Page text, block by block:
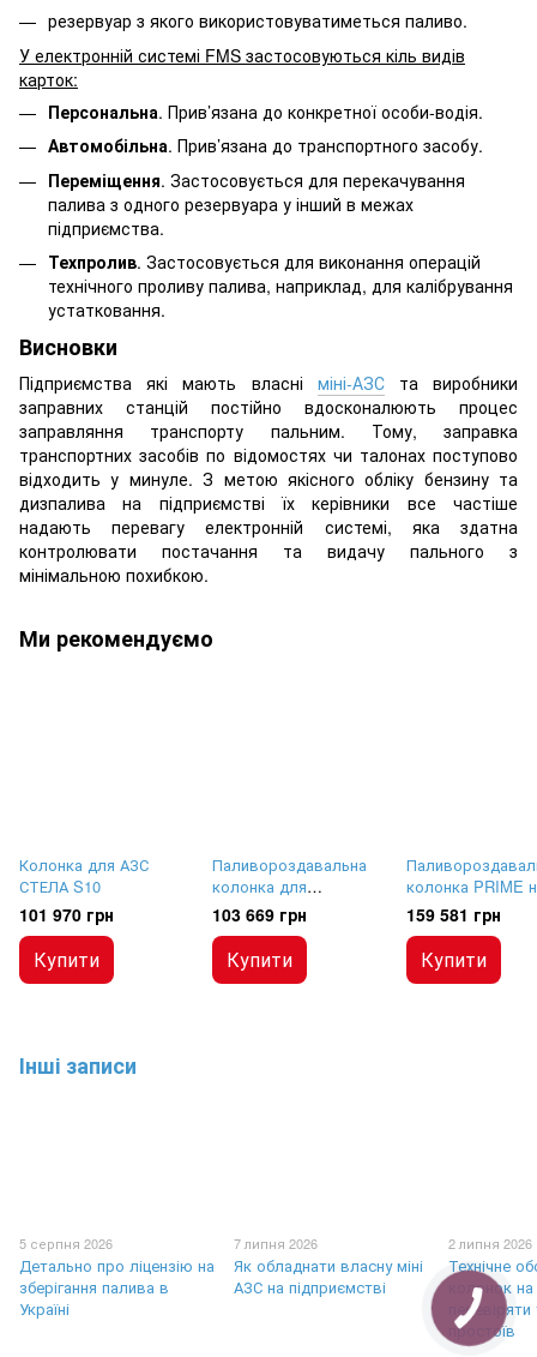
резервуар з якого використовуватиметься паливо.
У електронній системі FMS застосовуються кіль видів
карток:
Персональна. Прив’язана до конкретної особи-водія.
Автомобільна. Прив’язана до транспортного засобу.
Переміщення. Застосовується для перекачування
палива з одного резервуара у інший в межах
підприємства.
Техпролив. Застосовується для виконання операцій
технічного проливу палива, наприклад, для калібрування
устатковання.
Висновки
Підприємства які мають власні міні-АЗСта виробники
заправних станцій постійно вдосконалюють процес
заправляння транспорту пальним. Тому, заправка
транспортних засобів по відомостях чи талонах поступово
відходить у минуле. З метою якісного обліку бензину та
дизпалива на підприємстві їх керівники все частіше
надають перевагу електронній системі, яка здатна
контролювати постачання та видачу пального з
мінімальною похибкою.
Ми рекомендуємо
Колонка для АЗС
СТЕЛА S10
101 970 грн
Купити
Паливороздавальна
колонка для
комерційного
використання Прайм-
ПК-80ХМП
103 669 грн
Купити
колонка PRIME
пістолета, 380В,
л/хв
159 581 грн
Купити
Інші записи
5 серпня 2026
Детально про ліцензію на
зберігання палива в
Україні
7 липня 2026
Як обладнати власну міні
АЗС на підприємстві
2 липня 2026
Технічне
колонок
простоїв